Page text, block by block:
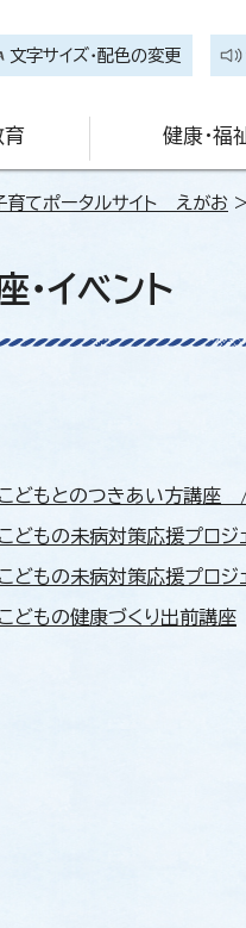
文字サイズ・配色の変更
育 健康・福
育てポータルサイト えがお >
・イベント
こどもとのつきあい方講
こどもの未病対策応援プ
こどもの未病対策応援プロ
こどもの健康づくり出前講座